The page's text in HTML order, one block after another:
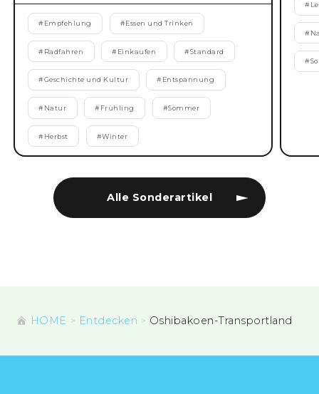
Alle Sonderartikel
# Empfehlung #Essen und Trinken
# Radfahren # Einkaufen #Standard
#Geschichte und Kultur # Entspannung
# Natur # Frühling #Sommer
# Herbst #Winter
#
#
#
HOME Entdecken Oshibakoen-Transportland